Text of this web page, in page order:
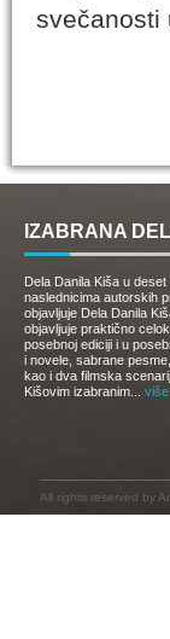
svečanosti
IZABRANA
Dela Danila Kiša u
naslednicima autorskih
objavljuje Dela Danila
objavljuje praktično
posebnoj ediciji i u
i novele, sabrane
kao i dva filmska
Kišovim izabranim...
All rights reserved by